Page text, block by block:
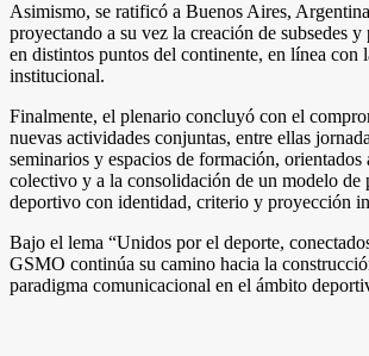
Asimismo, se ratificó a Buenos Aires,
proyectando a su vez la creación de subsedes y
en distintos puntos del continente, en línea con
institucional.
Finalmente, el plenario concluyó con el
nuevas actividades conjuntas, entre ellas
seminarios y espacios de formación, orientados
colectivo y a la consolidación de un modelo de
deportivo con identidad, criterio y proyección
Bajo el lema “Unidos por el deporte,
GSMO continúa su camino hacia la
paradigma comunicacional en el ámbito